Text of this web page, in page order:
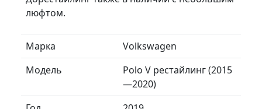
люфтом.
Марка
Volkswagen
Модель
Polo V рестайлинг (2015
—2020)